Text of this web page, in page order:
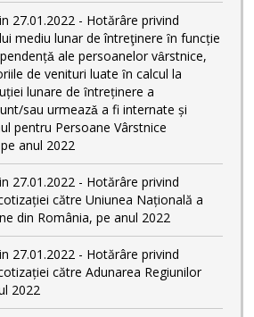
27.01.2022 - Hotărâre privind
mediu lunar de întreţinere ȋn funcție
ale persoanelor vȃrstnice,
de venituri luate ȋn calcul la
lunare de ȋntreținere a
sau urmeazǎ a fi internate și
pentru Persoane Vârstnice
anul 2022
27.01.2022 - Hotărâre privind
către Uniunea Națională a
din România, pe anul 2022
27.01.2022 - Hotărâre privind
către Adunarea Regiunilor
2022